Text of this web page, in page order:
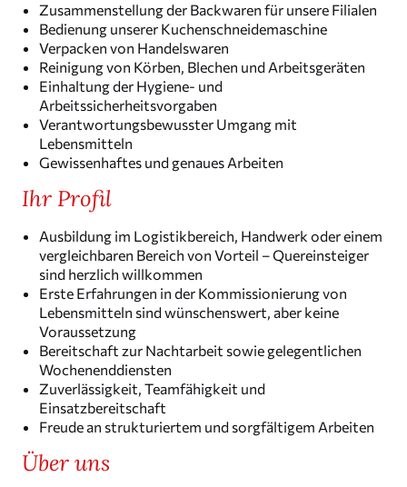
Zusam­men­stel­lung der Backwaren für unsere Filialen
Bedienung unserer Kuchenschneidemaschine
Verpacken von Handelswaren
Reinigung von Körben, Blechen und Arbeitsgeräten
Einhal­tung der Hygiene- und
Arbeitssicherheitsvorgaben
Verant­wor­tungs­be­wusster Umgang mit
Lebensmitteln
Gewis­sen­haftes und genaues Arbeiten
Ihr Profil
Ausbil­dung im Logis­tik­be­reich, Handwerk oder einem
vergleich­baren Bereich von Vorteil – Querein­steiger
sind herzlich willkommen
Erste Erfah­rungen in der Kommis­sio­nie­rung von
Lebens­mit­teln sind wünschens­wert, aber keine
Voraussetzung
Bereit­schaft zur Nacht­ar­beit sowie gelegent­li­chen
Wochenenddiensten
Zuver­läs­sig­keit, Teamfä­hig­keit und
Einsatzbereitschaft
Freude an struk­tu­riertem und sorgfäl­tigem Arbeiten
Über uns